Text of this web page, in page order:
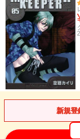
新規登